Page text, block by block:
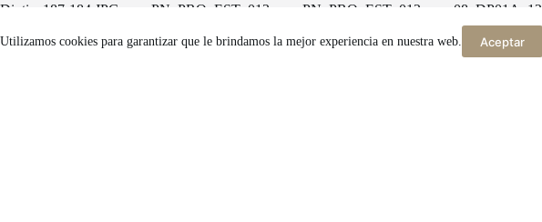
Utilizamos cookies para garantizar que le brindamos la mejor experiencia en nuestra web. Aceptar
Diptico187-184.JPG
PN_PRO_EST_013
PN_PRO_EST_012
08_DP01A_12-
1987_MK.jpg